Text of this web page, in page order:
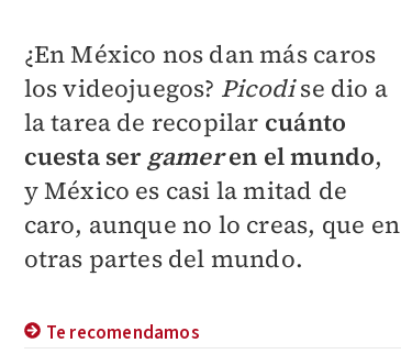
¿En México nos dan más caros
los videojuegos? Picodise dio a
la tarea de recopilar cuánto
cuesta ser gameren el mundo,
y México es casi la mitad de
caro, aunque no lo creas, que en
otras partes del mundo.
Te recomendamos